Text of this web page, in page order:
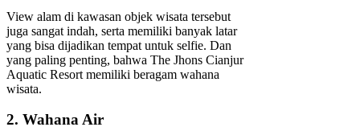
View alam di kawasan objek wisata tersebut
juga sangat indah, serta memiliki banyak latar
yang bisa dijadikan tempat untuk selfie. Dan
yang paling penting, bahwa The Jhons Cianjur
Aquatic Resort memiliki beragam wahana
wisata.
2. Wahana Air